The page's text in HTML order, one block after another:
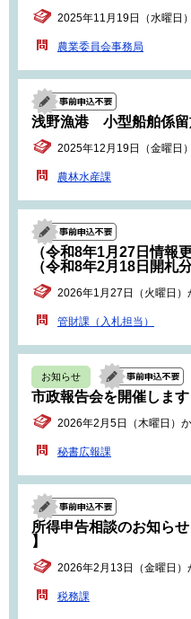
2025年11月19日（水曜日
農業委員会事務局
浅野漁港 小型船舶係留
2025年12月19日（金曜日
農林水産課
（令和8年1月27日情報
（令和8年2月18日開札分
2026年1月27日（火曜日）
管財課（入札担当）
お知らせ
市政報告会を開催します
2026年2月5日（木曜日）
秘書広報課
所得申告相談のお知ら
】
2026年2月13日（金曜日）
税務課